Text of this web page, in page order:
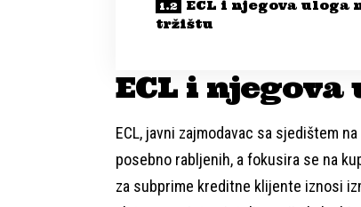
ECL i njegova uloga
tržištu
ECL i
ECL, javni zajmodavac sa sjedištem
posebno rabljenih, a fokusira se na
za subprime kreditne klijente iznosi